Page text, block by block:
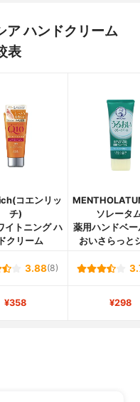
ア ハンドクリーム
表
コエンリッ
チ)
イトニング ハ
クリーム
ソレータ
薬用ハンドベー
おいさらっと
3.88(8)
¥358 ¥298